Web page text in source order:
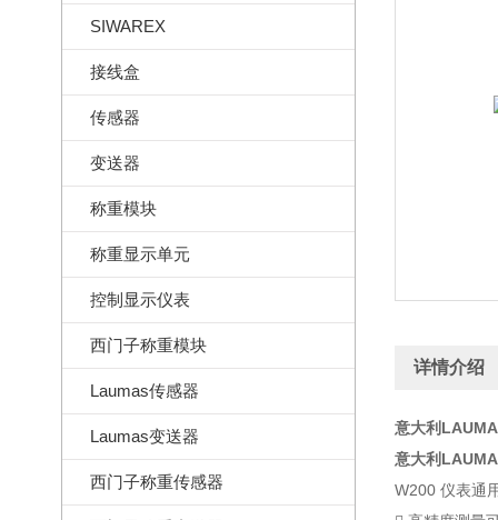
SIWAREX
接线盒
传感器
变送器
称重模块
称重显示单元
控制显示仪表
西门子称重模块
Laumas传感器
Laumas变送器
西门子称重传感器
详情介绍
意大利
意大利
W200 仪表通